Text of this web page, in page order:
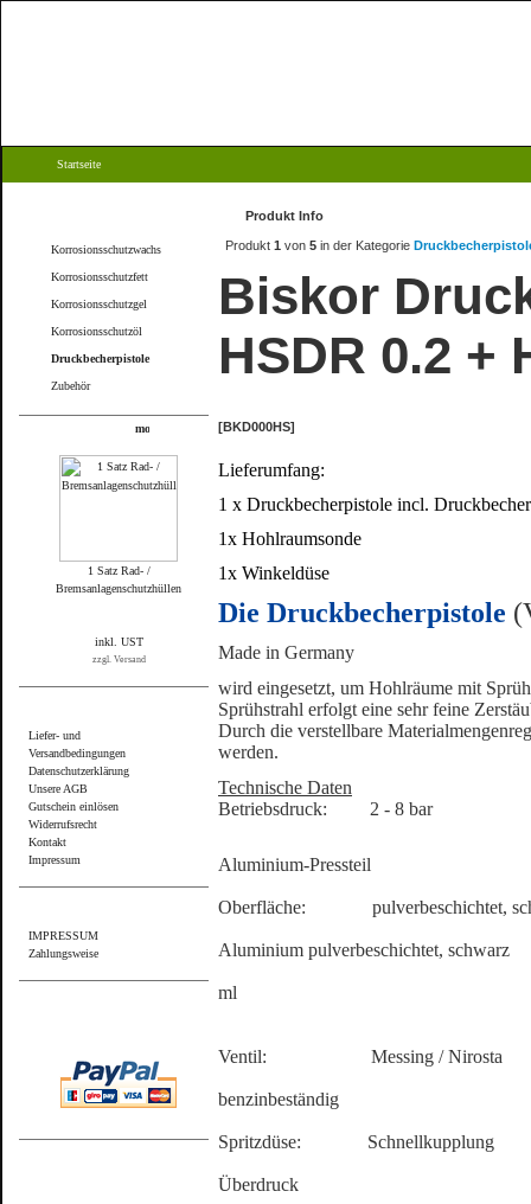
Startseite
Korrosionsschutzwachs
Korrosionsschutzfett
Korrosionsschutzgel
Korrosionsschutzöl
Druckbecherpistole
Zubehör
1 Satz Rad- /
Bremsanlagenschutzhüllen
inkl. UST
zzgl. Versand
Liefer- und
Versandbedingungen
Datenschutzerklärung
Unsere AGB
Gutschein einlösen
Widerrufsrecht
Kontakt
Impressum
IMPRESSUM
Zahlungsweise
Produkt Info
Produkt 1 von 5 in der Kategorie
Biskor
HSDR 0.2 +
[BKD000HS]
Lieferumfang:
1 x Druckbecherpistole incl. Druckbecher
1x Hohlraumsonde
1x Winkeldüse
Die Druckbecherpistole
Made in Germany
wird eingesetzt, um Hohlräume mit
Sprühstrahl erfolgt eine sehr feine
Durch die verstellbare
werden.
Technische Daten
Betriebsdruck: 2 - 8 bar
Aluminium-Pressteil
Oberfläche: pulverbeschichtet,
Aluminium pulverbeschichtet, schwarz
ml
Ventil: Messing / Nirosta
benzinbeständig
Spritzdüse: Schnellkupplung
Überdruck